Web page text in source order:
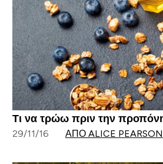
Τι να τρώω πριν την
29/11/16 ΑΠΌ ALICE PEARSON